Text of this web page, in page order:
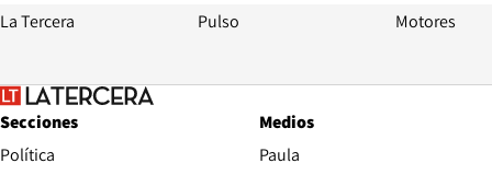
La Tercera Pulso Motores
Secciones
Política
Medios
Paula